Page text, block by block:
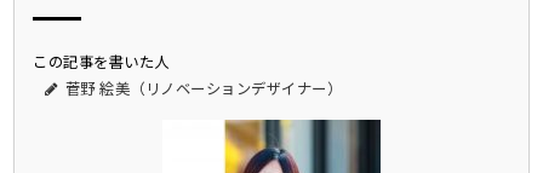
この記事を書いた人
菅野 絵美（リノベーションデザイナー）